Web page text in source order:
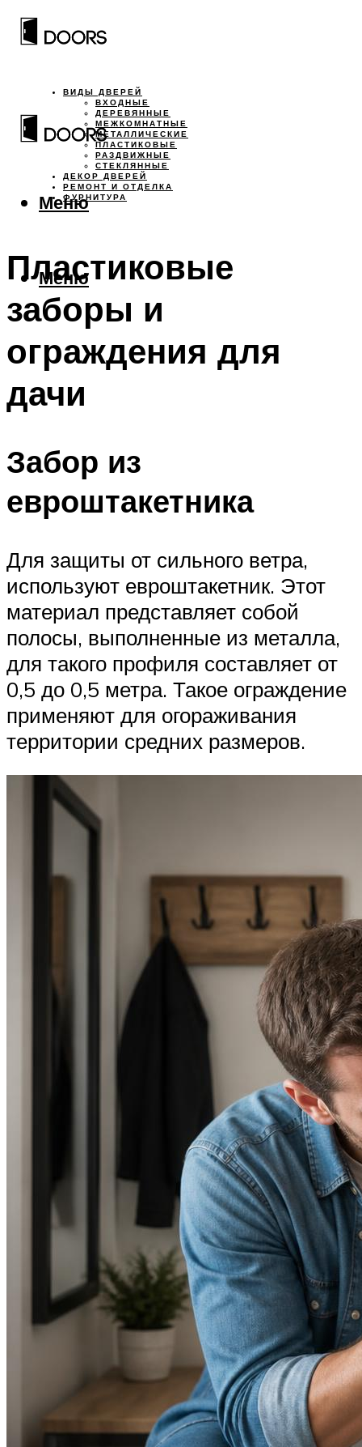
ВИДЫ ДВЕРЕЙ
ВХОДНЫЕ
ДЕРЕВЯННЫЕ
МЕЖКОМНАТНЫЕ
МЕТАЛЛИЧЕСКИЕ
ПЛАСТИКОВЫЕ
РАЗДВИЖНЫЕ
СТЕКЛЯННЫЕ
ДЕКОР ДВЕРЕЙ
РЕМОНТ И ОТДЕЛКА
ФУРНИТУРА
Меню
Меню
Пластиковые
заборы и
ограждения для
дачи
Забор из
евроштакетника
Для защиты от сильного ветра,
используют евроштакетник. Этот
материал представляет собой
полосы, выполненные из металла,
для такого профиля составляет от
0,5 до 0,5 метра. Такое ограждение
применяют для огораживания
территории средних размеров.